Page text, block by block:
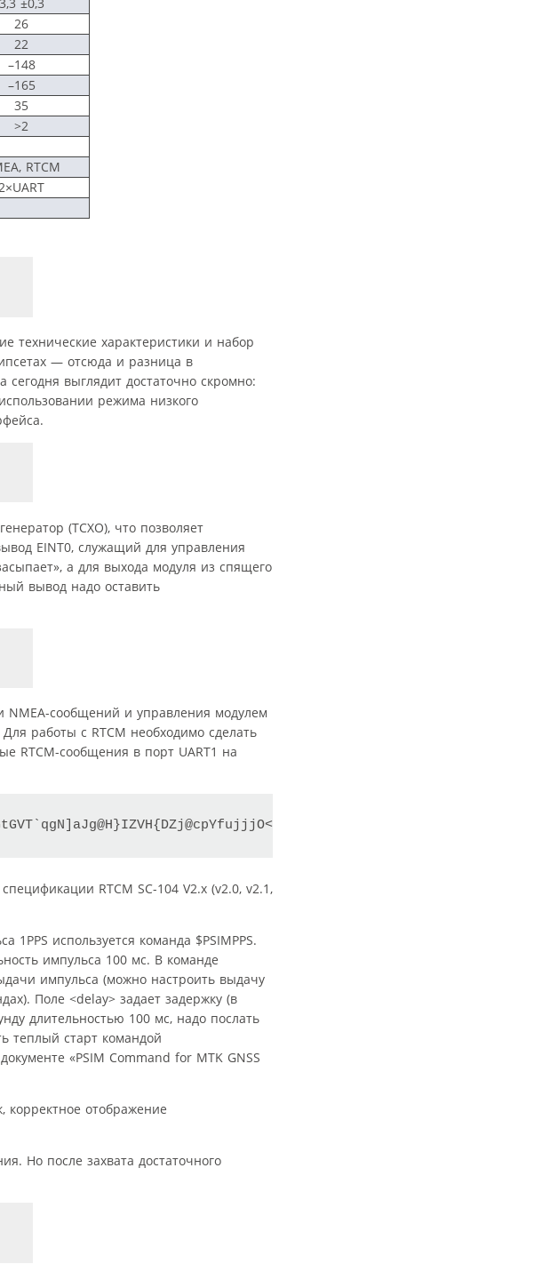
3,3 ±0,3
26
22
–148
–165
35
>2
RTCM
технические характеристики и набор
— отсюда и разница в
сегодня выглядит достаточно скромно:
режима низкого
(TCXO), что позволяет
EINT0, служащий для управления
а для выхода модуля из спящего
вывод надо оставить
NMEA-сообщений и управления модулем
работы с RTCM необходимо сделать
RTCM-сообщения в порт UART1 на
RTCM SC-104 V2.x (v2.0, v2.1,
используется команда $PSIMPPS.
импульса 100 мс. В команде
импульса (можно настроить выдачу
Поле <delay> задает задержку (в
длительностью 100 мс, надо послать
теплый старт командой
«PSIM Command for MTK GNSS
отображение
Но после захвата достаточного